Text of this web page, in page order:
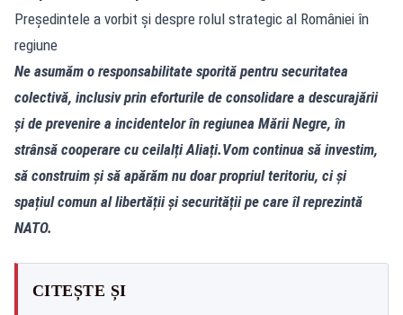
Președintele a vorbit și despre rolul strategic al României în
regiune
Ne asumăm o responsabilitate sporită pentru securitatea
colectivă, inclusiv prin eforturile de consolidare a descurajării
și de prevenire a incidentelor în regiunea Mării Negre, în
strânsă cooperare cu ceilalți Aliați.Vom continua să investim,
să construim și să apărăm nu doar propriul teritoriu, ci și
spațiul comun al libertății și securității pe care îl reprezintă
NATO.
CITEȘTE ȘI